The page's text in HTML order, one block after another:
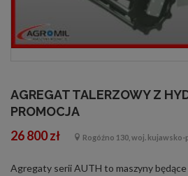
AGREGAT TALERZOWY Z
PROMOCJA
26 800 zł Rogóźno 130, woj.